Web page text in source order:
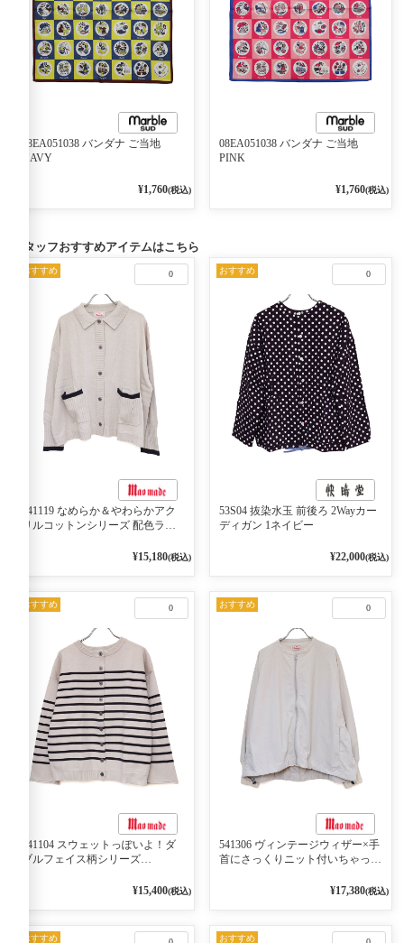
08EA051038 バンダナ ご当地
NAVY
¥1,760(税込)
08EA051038 バンダナ ご当地
PINK
¥1,760(税込)
スタッフおすすめアイテムはこちら
0
おすすめ
541119 なめらか＆やわらかアク
リルコットンシリーズ 配色ライ
ン 10ベージュ×ネイビー¥15,180(税込)
0
おすすめ
53S04 抜染水玉 前後ろ 2Wayカー
ディガン 1ネイビー
¥22,000(税込)
0
おすすめ
541104 スウェットっぽいよ！ダ
ブルフェイス柄シリーズ
2WAY プルオーバー 101オフベー
¥15,400(税込)
0
おすすめ
541306 ヴィンテージウィザー×手
首にさっくりニット付いちゃった
¥17,380(税込)
おすすめ おすすめ